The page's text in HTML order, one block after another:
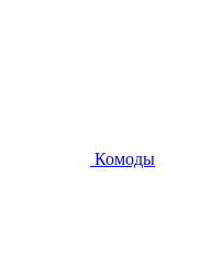
Комоды